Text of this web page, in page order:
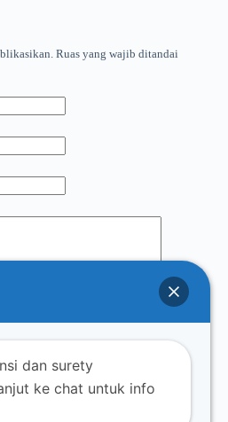
Ruas yang wajib ditandai
in this browser for the
dan surety
ke chat untuk info